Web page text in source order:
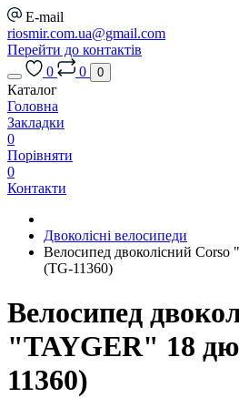
E-mail
riosmir.com.ua@gmail.com
Перейти до контактів
0
0 0
Каталог
Головна
Закладки
0
Порівняти
0
Контакти
Двоколісні велосипеди
Велосипед двоколісний
(TG-11360)
Велосипед
"TAYGER" 18
11360)